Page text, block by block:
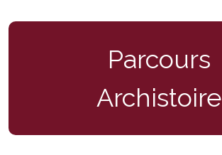
Parcours
Archistoire